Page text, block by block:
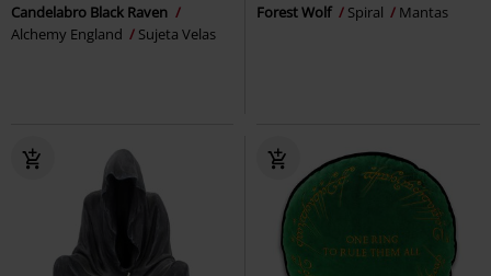
Candelabro Black Raven
Alchemy England
Sujeta Velas
Forest Wolf Spiral Mantas